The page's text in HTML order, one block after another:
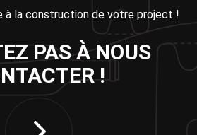
à la construction de votre project !
PAS À NOUS
!